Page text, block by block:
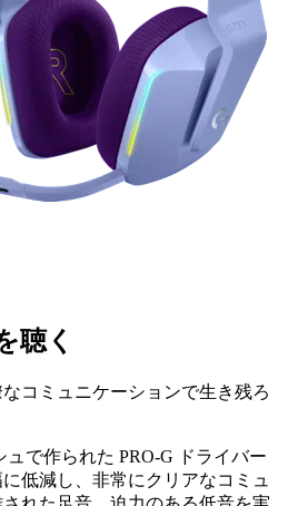
聴く
コミュニケーションで生き残ろ
で作られた PRO-G ドライバー
低減し、非常にクリアなコミュ